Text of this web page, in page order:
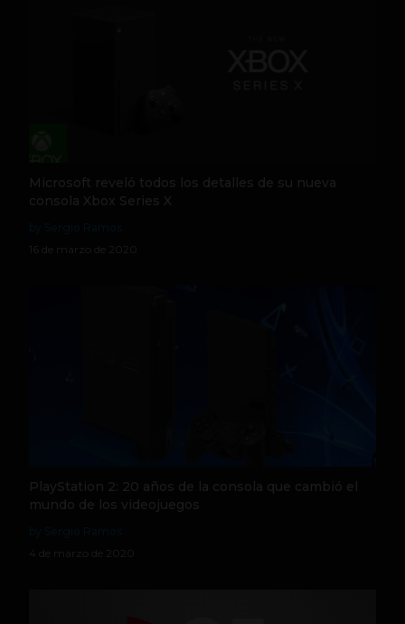
Microsoft reveló todos los detalles de su nueva
consola Xbox Series X
16 de marzo de 2020
PlayStation 2: 20 años de la consola que cambió el
mundo de los videojuegos
4 de marzo de 2020